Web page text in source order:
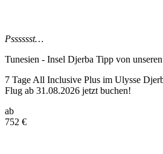
Psssssst…
Tunesien - Insel Djerba Tipp von
7 Tage All Inclusive Plus im Ulysse
Flug ab 31.08.2026 jetzt buchen!
ab
752 €